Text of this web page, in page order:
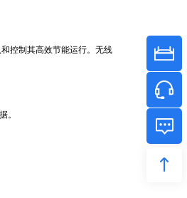
控制其高效节能运行。无线